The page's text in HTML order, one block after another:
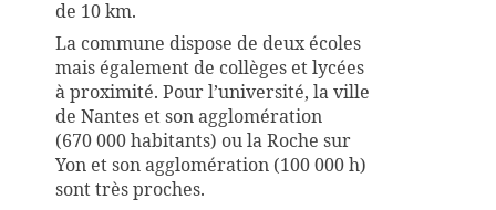
de 10 km.
La commune dispose de deux écoles
mais également de collèges et lycées
à proximité. Pour l’université, la ville
de Nantes et son agglomération
(670 000 habitants) ou la Roche sur
Yon et son agglomération (100 000 h)
sont très proches.